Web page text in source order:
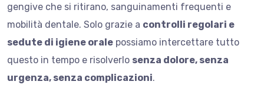
gengive che si ritirano, sanguinamenti frequenti e
mobilità dentale. Solo grazie a controlli regolari e
sedute di igiene orale possiamo intercettare tutto
questo in tempo e risolverlo senza dolore, senza
urgenza, senza complicazioni.